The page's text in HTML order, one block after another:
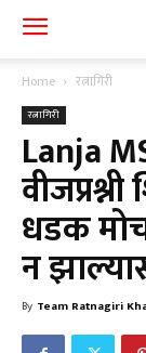
Home रत्नागिरी
रत्नागिरी
Lanja
धडक
न
By Team Ratnagiri